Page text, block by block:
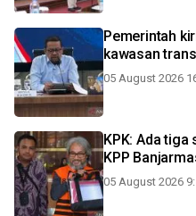
Pemerintah
kawasan
05 August 2026
KPK: Ada
KPP
05 August 2026